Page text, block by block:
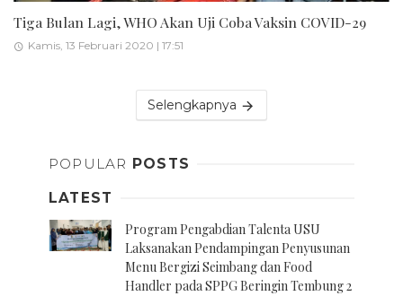
Tiga Bulan Lagi, WHO Akan Uji Coba Vaksin COVID-29
Kamis, 13 Februari 2020 | 17:51
Selengkapnya
POPULAR POSTS
LATEST
Program Pengabdian Talenta USU
Laksanakan Pendampingan Penyusunan
Menu Bergizi Seimbang dan Food
Handler pada SPPG Beringin Tembung 2